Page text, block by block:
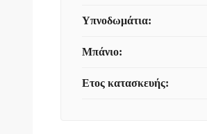
Υπνοδωμάτια:
Μπάνιο:
Ετος κατασκευής: